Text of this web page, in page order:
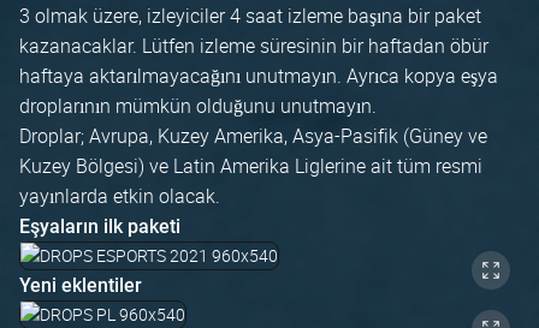
3 olmak üzere, izleyiciler 4 saat izleme başına bir paket
kazanacaklar. Lütfen izleme süresinin bir haftadan öbür
haftaya aktarılmayacağını unutmayın. Ayrıca kopya eşya
droplarının mümkün olduğunu unutmayın.
Droplar; Avrupa, Kuzey Amerika, Asya-Pasifik (Güney ve
Kuzey Bölgesi) ve Latin Amerika Liglerine ait tüm resmi
yayınlarda etkin olacak.
Eşyaların ilk paketi
Yeni eklentiler